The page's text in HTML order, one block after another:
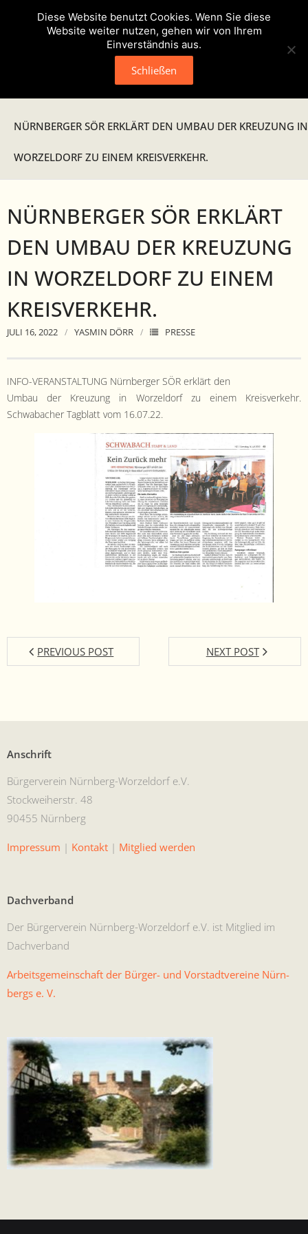
Veranstaltungen
Verein
- Geschichte
- Unser Team
- Satzung
- Flyer
- Kontakt
NÜRNBERGER SÖR ERKLÄRT DEN UMBAU DER KREUZUNG IN
WORZELDORF ZU EINEM KREISVERKEHR.
NÜRNBERGER SÖR ERKLÄRT
DEN UMBAU DER KREUZUNG
IN WORZELDORF ZU EINEM
KREISVERKEHR.
JULI 16, 2022 YASMIN DÖRR PRESSE
INFO-VERANSTALTUNG Nürn­berg­er SÖR erk­lärt den
Umbau der Kreuzung in Worzel­dorf zu einem Kreisverkehr.
Schwabach­er Tag­blatt vom 16.07.22.
PREVIOUS POST NEXT POST
Anschrift
Bürg­ervere­in Nürn­berg-Worzel­dorf e.V.
Stock­wei­her­str. 48
90455 Nürnberg
Impres­sum | Kon­takt | Mit­glied werden
Dachverband
Der Bürg­ervere­in Nürn­berg-Worzel­dorf e.V. ist Mit­glied im
Dachverband
Arbeits­ge­mein­schaft der Bürg­er- und Vorstadtvere­ine Nürn­
bergs e. V.
Diese Website benutzt Cookies. Wenn Sie diese
Website weiter nutzen, gehen wir von Ihrem
Einverständnis aus.
Schließen